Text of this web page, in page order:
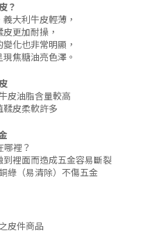
？
大利牛皮輕薄，
更加耐操，
化也非常明顯，
焦糖油亮色澤。
皮油脂含量較高
皮柔軟許多
哪裡？
裡面而造成五金容易斷裂
綠（易清除）不傷五金
皮件商品